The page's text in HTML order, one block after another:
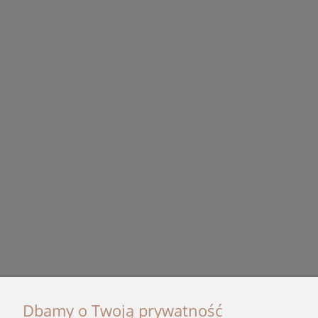
Dbamy o Twoją prywatność